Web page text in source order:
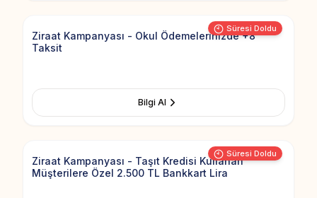
Süresi Doldu
Ziraat Kampanyası - Okul Ödemelerinizde +8
Taksit
Bilgi Al
Süresi Doldu
Add to
Ziraat Kampanyası - Taşıt Kredisi Kullanan
Müşterilere Özel 2.500 TL Bankkart Lira